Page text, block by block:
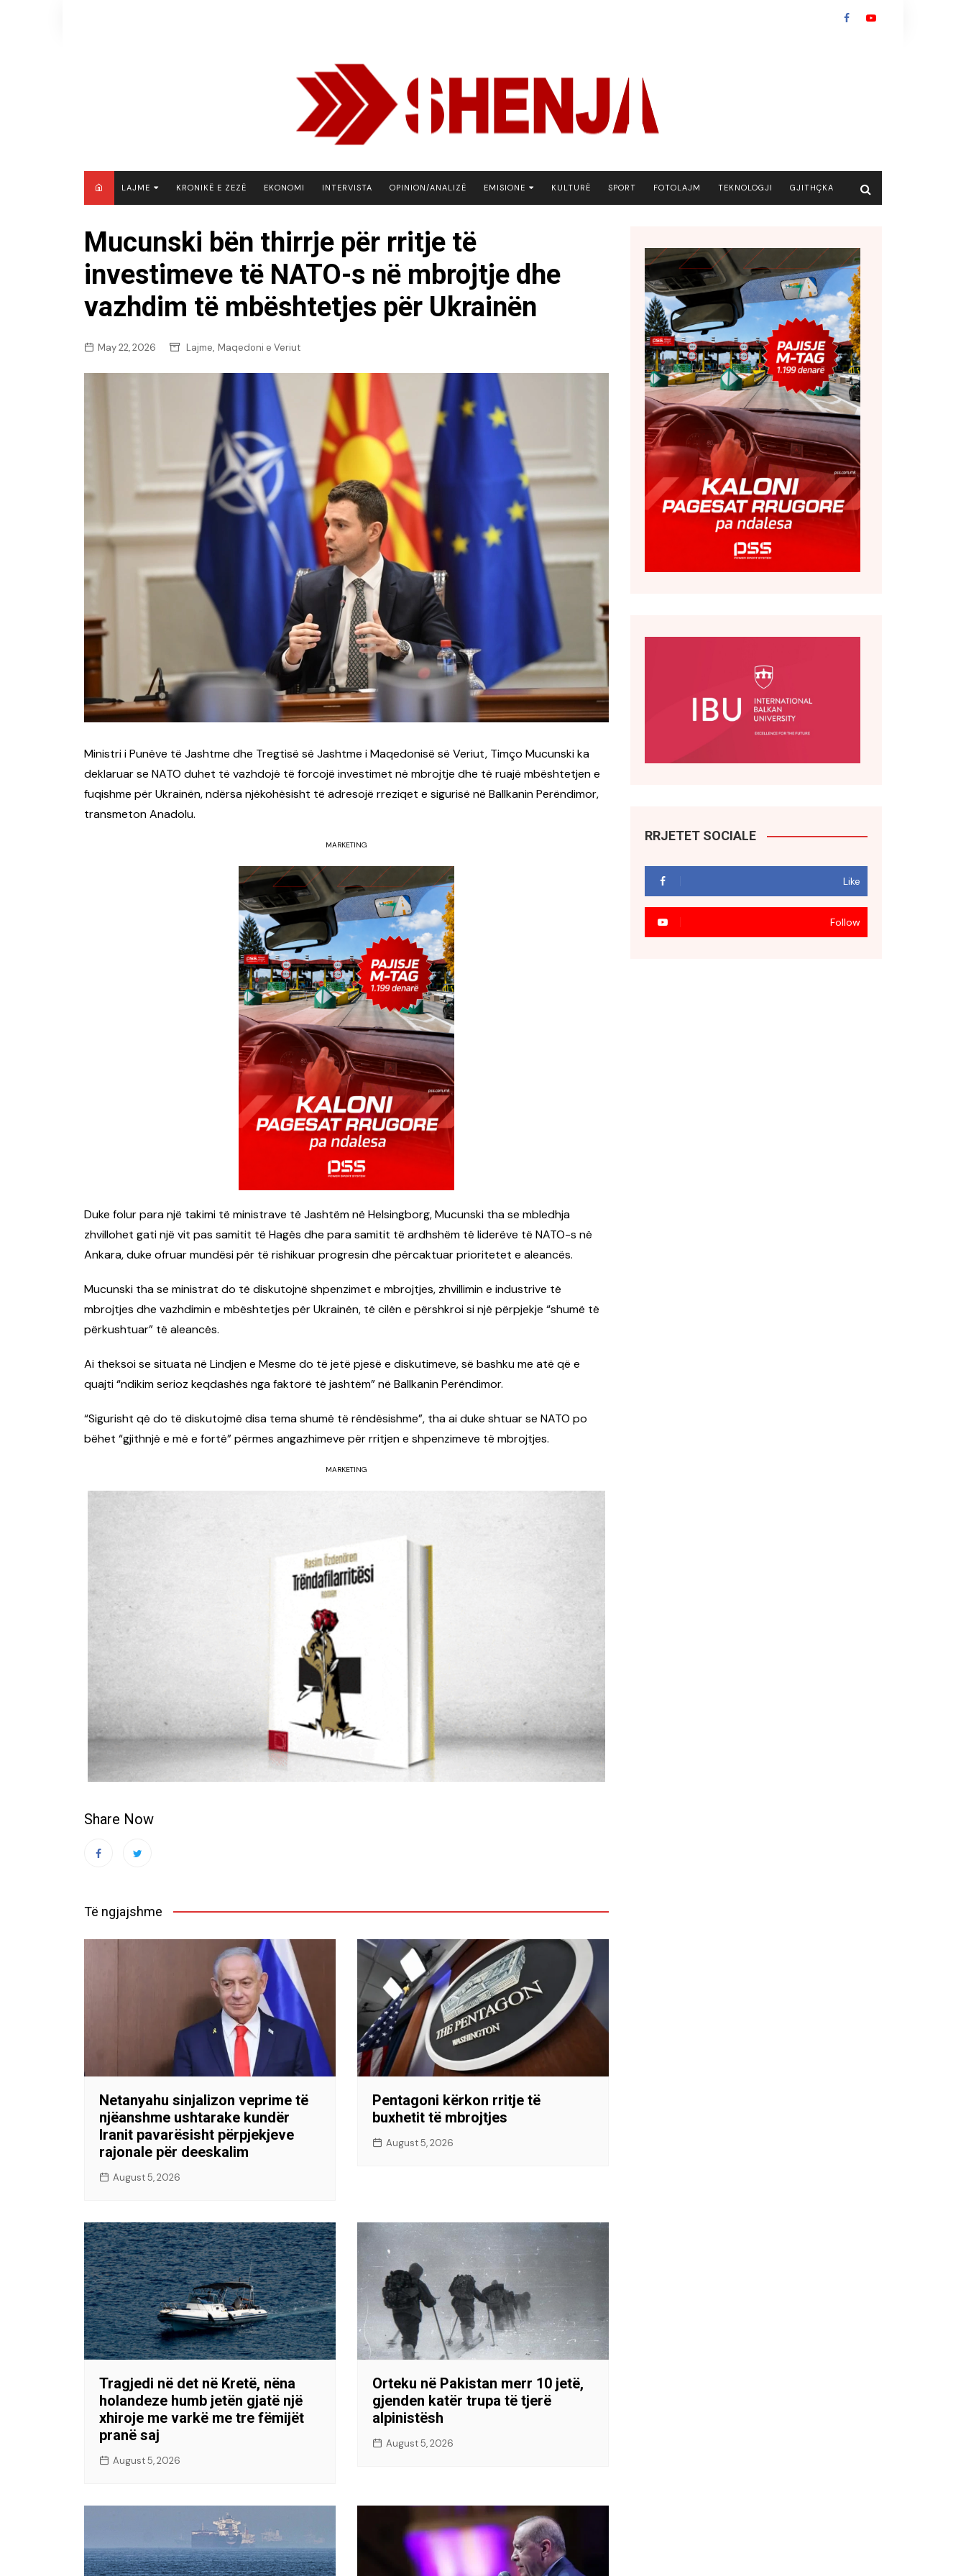
LAJME
KOSOVË
SHQIPËRI
BOTË
KRONIKË E ZEZË EKONOMI INTERVISTA OPINION/ANALIZË EMISIONE
EKONOMIKS
EMISION DEBATIV
FJALA
INTERVISTA EMISION
KONAKU
KU E KISHIM FJALEN
LIGJERATE FETARE
PARADITE ME NE
PIKËPAMJE
RECETA E DITES
RELAKS
RETRO JAVORE
KULTURË SPORT FOTOLAJM TEKNOLOGJI GJITHÇKA
Mucunski bën thirrje për rritje të
investimeve të NATO-s në mbrojtje dhe
vazhdim të mbështetjes për Ukrainën
May 22, 2026 Lajme, Maqedoni e Veriut
Ministri i Punëve të Jashtme dhe Tregtisë së Jashtme i Maqedonisë së Veriut, Timço Mucunski ka
deklaruar se NATO duhet të vazhdojë të forcojë investimet në mbrojtje dhe të ruajë mbështetjen e
fuqishme për Ukrainën, ndërsa njëkohësisht të adresojë rreziqet e sigurisë në Ballkanin Perëndimor,
transmeton Anadolu.
MARKETING
Duke folur para një takimi të ministrave të Jashtëm në Helsingborg, Mucunski tha se mbledhja
zhvillohet gati një vit pas samitit të Hagës dhe para samitit të ardhshëm të liderëve të NATO-s në
Ankara, duke ofruar mundësi për të rishikuar progresin dhe përcaktuar prioritetet e aleancës.
Mucunski tha se ministrat do të diskutojnë shpenzimet e mbrojtjes, zhvillimin e industrive të
mbrojtjes dhe vazhdimin e mbështetjes për Ukrainën, të cilën e përshkroi si një përpjekje “shumë të
përkushtuar” të aleancës.
Ai theksoi se situata në Lindjen e Mesme do të jetë pjesë e diskutimeve, së bashku me atë që e
quajti “ndikim serioz keqdashës nga faktorë të jashtëm” në Ballkanin Perëndimor.
“Sigurisht që do të diskutojmë disa tema shumë të rëndësishme”, tha ai duke shtuar se NATO po
bëhet “gjithnjë e më e fortë” përmes angazhimeve për rritjen e shpenzimeve të mbrojtjes.
MARKETING
Share Now
Të ngjajshme
Netanyahu sinjalizon veprime të
njëanshme ushtarake kundër
Iranit pavarësisht përpjekjeve
rajonale për deeskalim
August 5, 2026
Pentagoni kërkon rritje të
buxhetit të mbrojtjes
August 5, 2026
Tragjedi në det në Kretë, nëna
holandeze humb jetën gjatë një
xhiroje me varkë me tre fëmijët
pranë saj
August 5, 2026
Orteku në Pakistan merr 10 jetë,
gjenden katër trupa të tjerë
alpinistësh
August 5, 2026
RRJETET SOCIALE
Like
Follow